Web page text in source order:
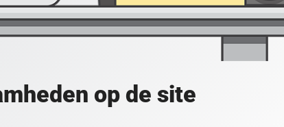
op de site